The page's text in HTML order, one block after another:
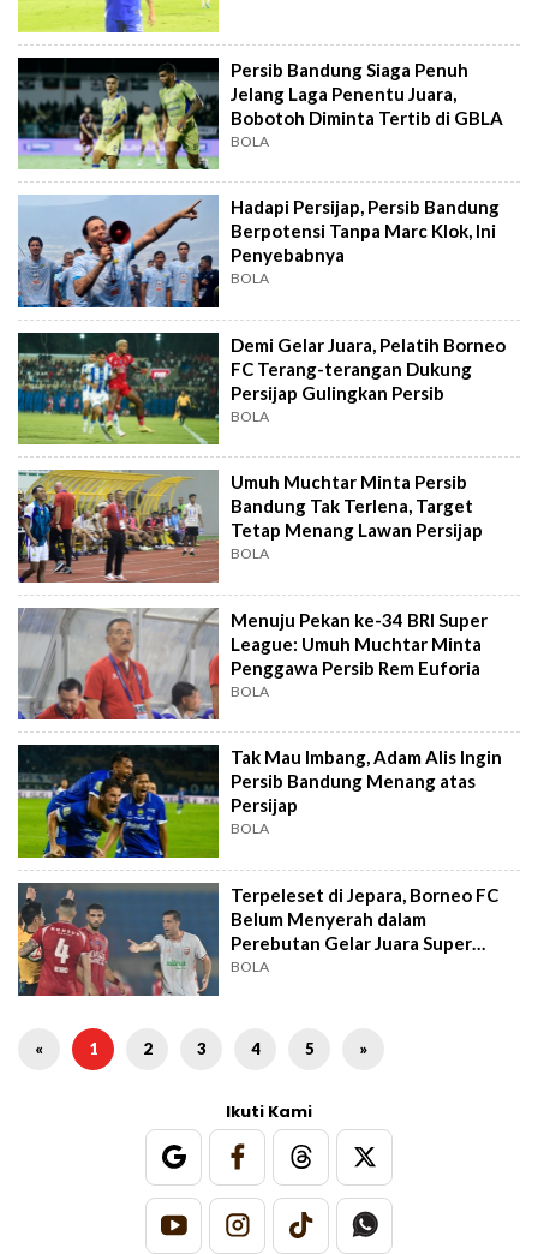
Persib Bandung Siaga Penuh
Jelang Laga Penentu Juara,
Bobotoh Diminta Tertib di GBLA
BOLA
Hadapi Persijap, Persib Bandung
Berpotensi Tanpa Marc Klok, Ini
Penyebabnya
BOLA
Demi Gelar Juara, Pelatih Borneo
FC Terang-terangan Dukung
Persijap Gulingkan Persib
BOLA
Umuh Muchtar Minta Persib
Bandung Tak Terlena, Target
Tetap Menang Lawan Persijap
BOLA
Menuju Pekan ke-34 BRI Super
League: Umuh Muchtar Minta
Penggawa Persib Rem Euforia
BOLA
Tak Mau Imbang, Adam Alis Ingin
Persib Bandung Menang atas
Persijap
BOLA
Terpeleset di Jepara, Borneo FC
Belum Menyerah dalam
Perebutan Gelar Juara Super
League
BOLA
« 1 2 3 4 5 »
Ikuti Kami